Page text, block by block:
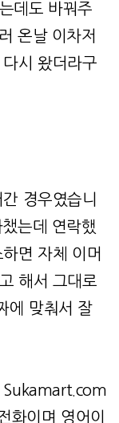
데도 바꿔주
온날 이차저
시 왔더라구
경우였습니
는데 연락했
면 자체 이머
해서 그대로
에 맞춰서 잘
Sukamart.com
화이며 영어이